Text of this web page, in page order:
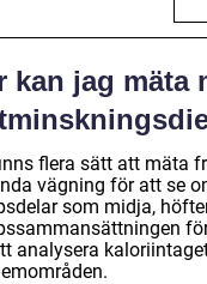
kan jag mäta
flera sätt att mäta
vägning för att se
som midja,
analysera